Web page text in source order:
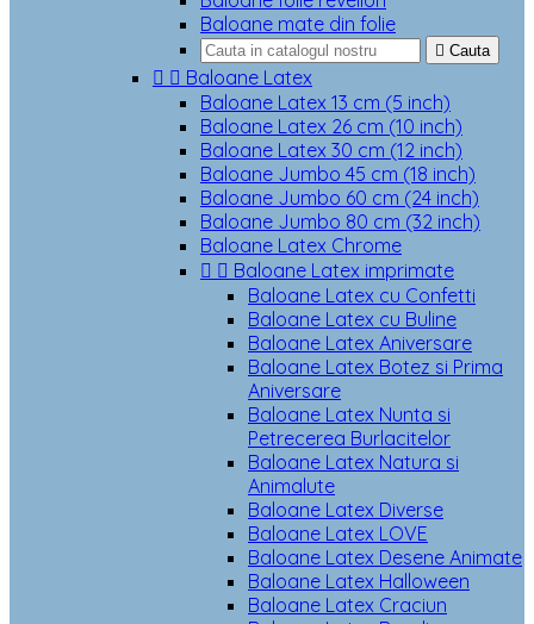
Baloane mate din folie
 Cauta
  Baloane Latex
Baloane Latex 13 cm (5 inch)
Baloane Latex 26 cm (10 inch)
Baloane Latex 30 cm (12 inch)
Baloane Jumbo 45 cm (18 inch)
Baloane Jumbo 60 cm (24 inch)
Baloane Jumbo 80 cm (32 inch)
Baloane Latex Chrome
  Baloane Latex imprimate
Baloane Latex cu Confetti
Baloane Latex cu Buline
Baloane Latex Aniversare
Baloane Latex Botez si Prima
Aniversare
Baloane Latex Nunta si
Petrecerea Burlacitelor
Baloane Latex Natura si
Animalute
Baloane Latex Diverse
Baloane Latex LOVE
Baloane Latex Desene Animate
Baloane Latex Halloween
Baloane Latex Craciun